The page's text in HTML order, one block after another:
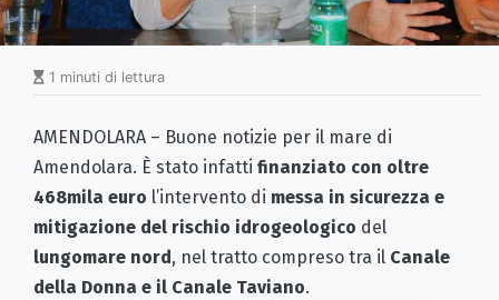
1 minuti di lettura
AMENDOLARA – Buone notizie per il mare di
Amendolara. È stato infatti finanziato con oltre
468mila euro l’intervento di messa in sicurezza e
mitigazione del rischio idrogeologico del
lungomare nord , nel tratto compreso tra il Canale
della Donna e il Canale Taviano.